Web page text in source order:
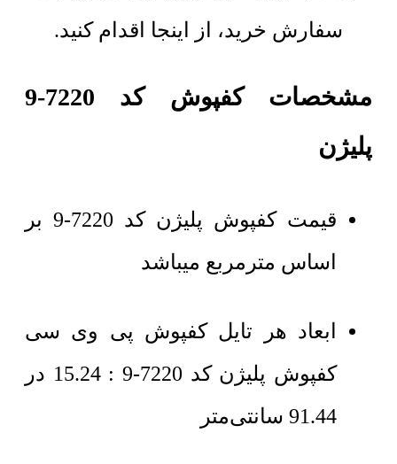
سفارش خرید، از اینجا اقدام کنید.
مشخصات کفپوش کد 7220-9
پلیژن
قیمت کفپوش پلیژن کد 7220-9 بر
اساس مترمربع میباشد
ابعاد هر تایل کفپوش پی وی سی
کفپوش پلیژن کد 7220-9 : 15.24 در
91.44 سانتی‌متر